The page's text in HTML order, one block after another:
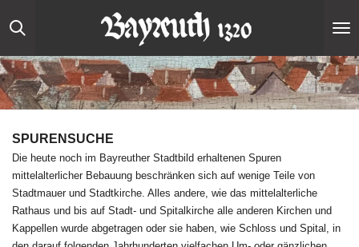
Hauptinhalt
SPURENSUCHE
Die heute noch im Bayreuther Stadtbild erhaltenen Spuren
mittelalterlicher Bebauung beschränken sich auf wenige Teile von
Stadtmauer und Stadtkirche. Alles andere, wie das mittelalterliche
Rathaus und bis auf Stadt- und Spitalkirche alle anderen Kirchen und
Kappellen wurde abgetragen oder sie haben, wie Schloss und Spital, in